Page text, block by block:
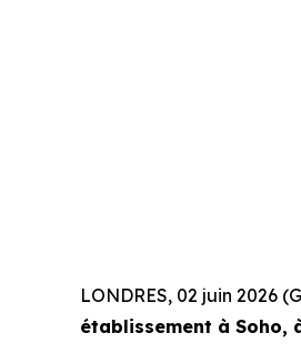
LONDRES, 02 juin 2026
établissement à Soho,